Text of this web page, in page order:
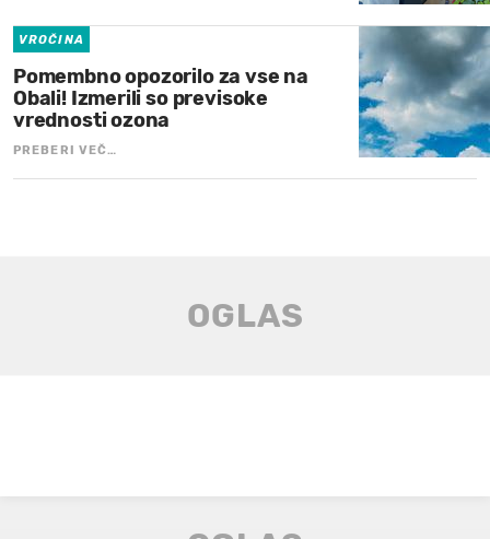
VROČINA
Pomembno opozorilo za vse na
Obali! Izmerili so previsoke
vrednosti ozona
PREBERI VEČ…